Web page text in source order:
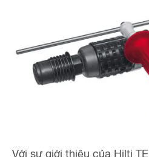
Với sự giới thiệu của Hilti